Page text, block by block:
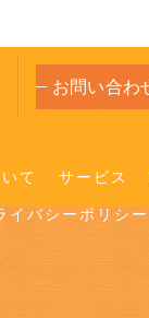
お問い合わ
て サービス
イバシーポリシー